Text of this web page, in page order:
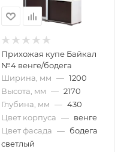
Прихожая купе Байкал
№4 венге/бодега
Ширина, мм — 1200
Высота, мм — 2170
Глубина, мм — 430
Цвет корпуса — венге
Цвет фасада — бодега
светлый